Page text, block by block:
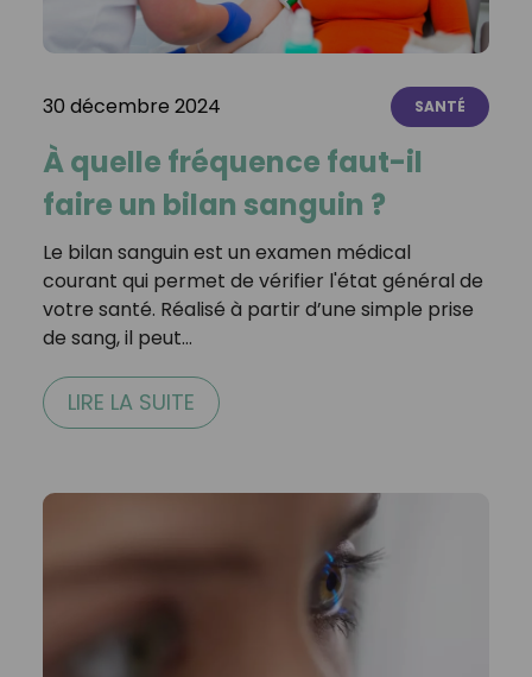
30 décembre 2024 SANTÉ
À quelle fréquence faut-il
faire un bilan sanguin ?
Le bilan sanguin est un examen médical
courant qui permet de vérifier l'état général de
votre santé. Réalisé à partir d’une simple prise
de sang, il peut…
LIRE LA SUITE